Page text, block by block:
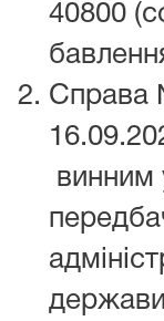
40800
Справа
винним
держави